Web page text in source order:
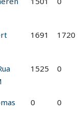
1691 1720
1525 0
0 0